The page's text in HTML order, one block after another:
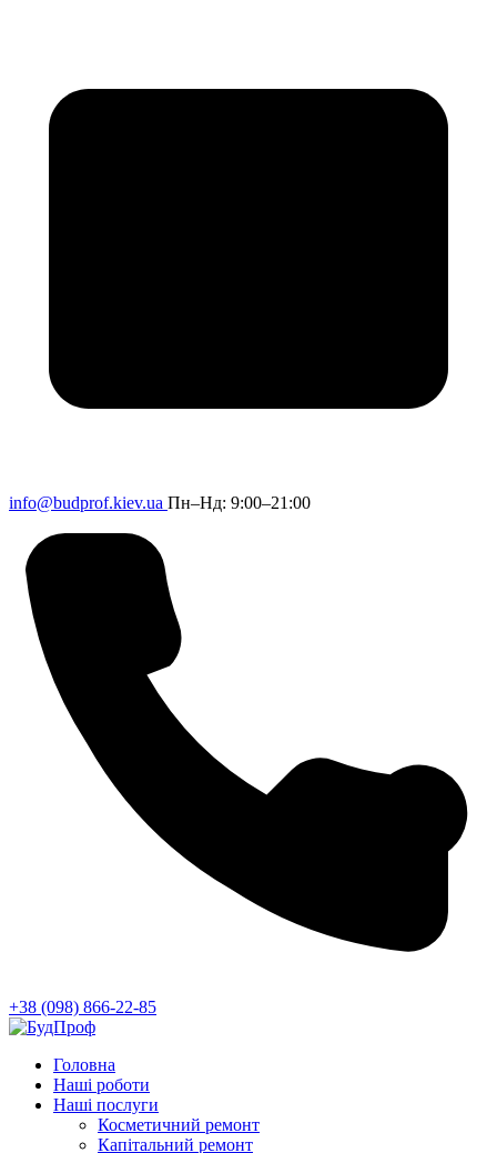
info@budprof.kiev.ua Пн–Нд: 9:00–21:00
+38 (098) 866-22-85
Головна
Наші роботи
Наші послуги
Косметичний ремонт
Капітальний ремонт